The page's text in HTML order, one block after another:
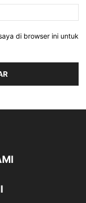
di browser ini untuk